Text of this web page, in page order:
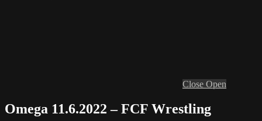
Close Open
Omega 11.6.2022 – FCF Wrestling